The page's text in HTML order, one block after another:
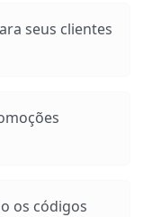
seus clientes
os códigos